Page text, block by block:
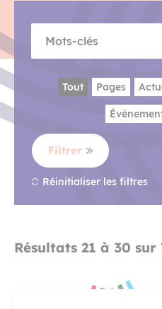
Tout Pages
Filtrer
Réinitialiser les filtres
Résultats 21 à 30 sur